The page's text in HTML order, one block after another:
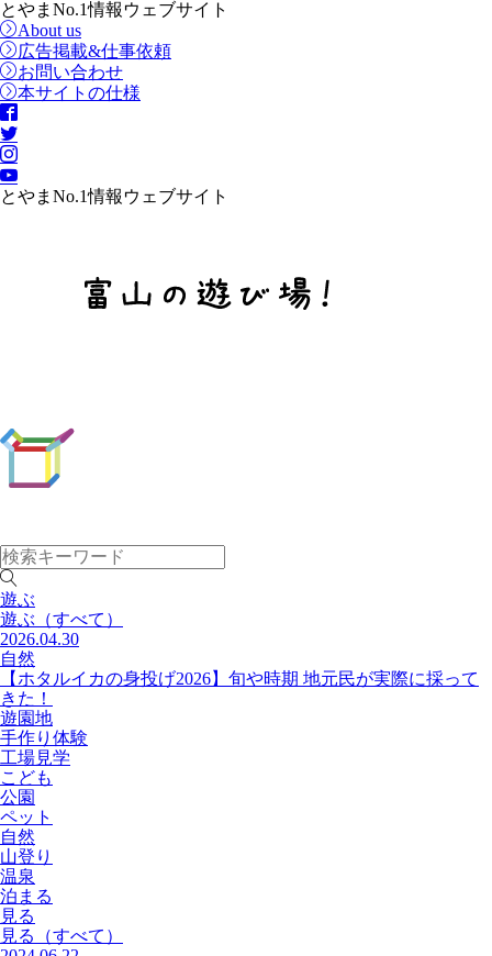
とやまNo.1情報ウェブサイト
About us
広告掲載&仕事依頼
お問い合わせ
本サイトの仕様
とやまNo.1情報ウェブサイト
遊ぶ
遊ぶ （すべて）
2026.04.30
自然
【ホタルイカの身投げ2026】旬や時期 地元民が実際に採って
きた！
遊園地
手作り体験
工場見学
こども
公園
ペット
自然
山登り
温泉
泊まる
見る
見る
（すべて）